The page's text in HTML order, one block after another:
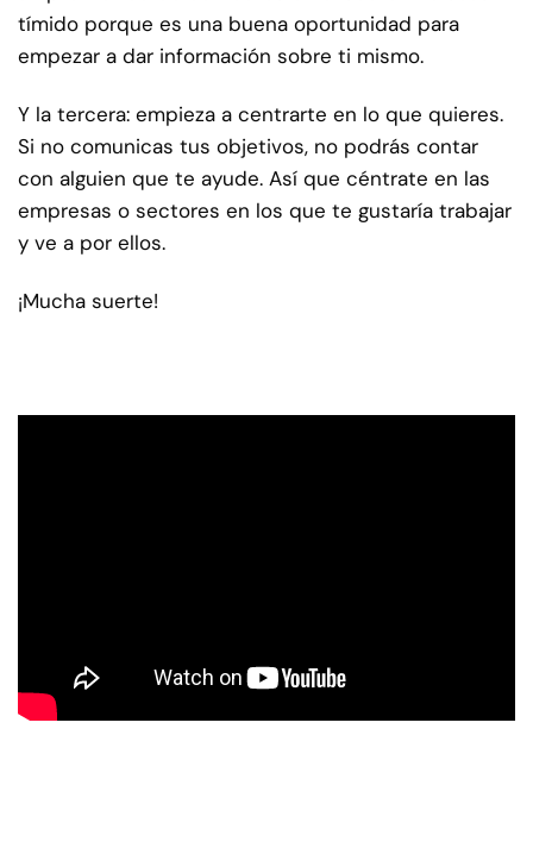
tímido porque es una buena oportunidad para
empezar a dar información sobre ti mismo.
Y la tercera: empieza a centrarte en lo que quieres.
Si no comunicas tus objetivos, no podrás contar
con alguien que te ayude. Así que céntrate en las
empresas o sectores en los que te gustaría trabajar
y ve a por ellos.
¡Mucha suerte!